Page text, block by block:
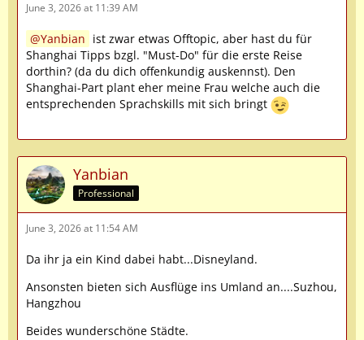
June 3, 2026 at 11:39 AM
Yanbian ist zwar etwas Offtopic, aber hast du für
Shanghai Tipps bzgl. "Must-Do" für die erste Reise
dorthin? (da du dich offenkundig auskennst). Den
Shanghai-Part plant eher meine Frau welche auch die
entsprechenden Sprachskills mit sich bringt
Yanbian
Professional
June 3, 2026 at 11:54 AM
Da ihr ja ein Kind dabei habt...Disneyland.
Ansonsten bieten sich Ausflüge ins Umland an....Suzhou,
Hangzhou
Beides wunderschöne Städte.